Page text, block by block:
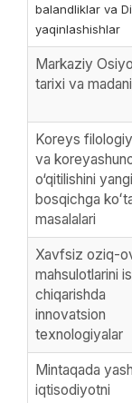
balandliklar va
yaqinlashishlar
Markaziy Osiyo
tarixi va
Koreys
va
o‘qitilishini yangi
bosqichga
masalalari
Xavfsiz oziq-
mahsulotlarini
chiqarishda
innovatsion
texnologiyalar
Mintaqada
iqtisodiyotni